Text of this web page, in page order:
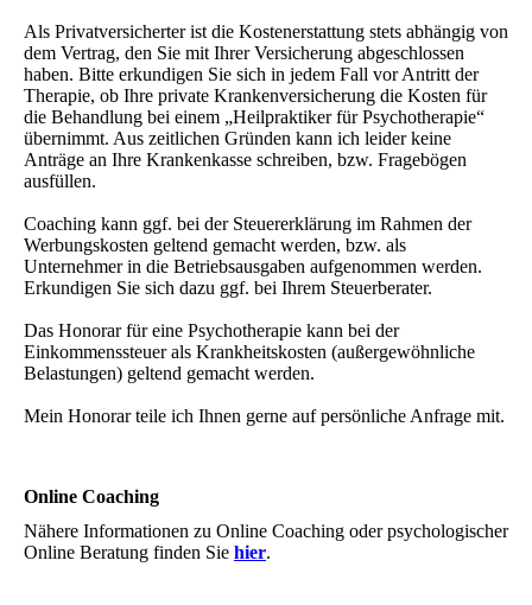
Als Privatversicherter ist die Kostenerstattung stets abhängig von
dem Vertrag, den Sie mit Ihrer Versicherung abgeschlossen
haben. Bitte erkundigen Sie sich in jedem Fall vor Antritt der
Therapie, ob Ihre private Krankenversicherung die Kosten für
die Behandlung bei einem „Heilpraktiker für Psychotherapie“
übernimmt. Aus zeitlichen Gründen kann ich leider keine
Anträge an Ihre Krankenkasse schreiben, bzw. Fragebögen
ausfüllen.
Coaching kann ggf. bei der Steuererklärung im Rahmen der
Werbungskosten geltend gemacht werden, bzw. als
Unternehmer in die Betriebsausgaben aufgenommen werden.
Erkundigen Sie sich dazu ggf. bei Ihrem Steuerberater.
Das Honorar für eine Psychotherapie kann bei der
Einkommenssteuer als Krankheitskosten (außergewöhnliche
Belastungen) geltend gemacht werden.
Mein Honorar teile ich Ihnen gerne auf persönliche Anfrage mit.
Online Coaching
Nähere Informationen zu Online Coaching oder psychologischer
Online Beratung finden Sie hier.